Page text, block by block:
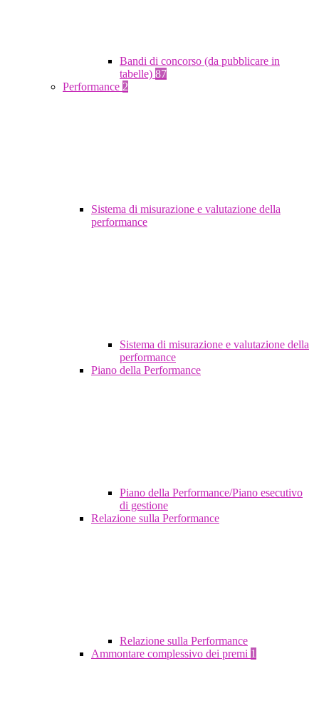
Bandi di concorso (da pubblicare in
tabelle) 87
Performance 2
Sistema di misurazione e valutazione della
performance
Sistema di misurazione e valutazione della
performance
Piano della Performance
Piano della Performance/Piano esecutivo
di gestione
Relazione sulla Performance
Relazione sulla Performance
Ammontare complessivo dei premi 1